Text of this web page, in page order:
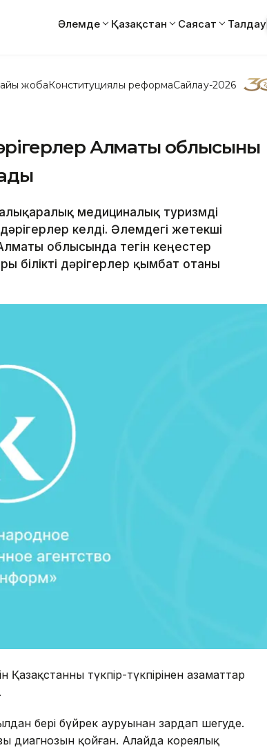
Әлемде Қазақстан Саясат Талдау
жобаКонституциялық реформаСайлау-2026
Алматы облысының
медициналық туризмді
келді. Әлемдегі жетекші
облысында тегін кеңестер
білікті дәрігерлер қымбат отаны
Қазақстанның түкпір-түкпірінен азаматтар
бері бүйрек ауруынан зардап шегуде.
диагнозын қойған. Алайда кореялық